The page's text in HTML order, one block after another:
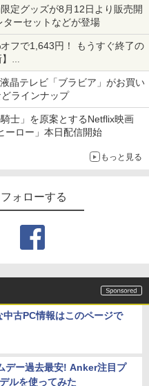
定グッズが8月12日より販売開
ーセットなどが登場
フで1,643円！ もうすぐ終了の
神 絶景版」が67%オフで990円
晶テレビ「ブラビア」がお買い
ラインナップ
士」を原案とするNetflix映画
ーロー」本日配信開始
もっと見る
ォローする
古PC情報はこのページで
デー過去最安! Anker注目プ
ルを使ってみた